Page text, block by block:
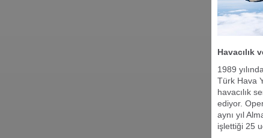
Havacılık
1989
Türk Hava
havacılık
ediyor.
aynı yıl
işlettiği 25